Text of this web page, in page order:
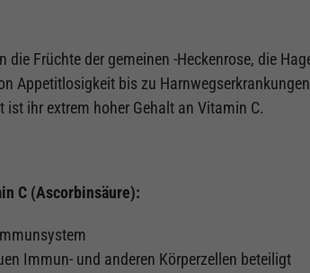
die Früchte der gemeinen -Heckenrose, die
Appetitlosigkeit bis zu
ist ihr extrem hoher Gehalt an Vitamin C.
C (Ascorbinsäure):
Immun- und ­anderen Körperzellen beteiligt